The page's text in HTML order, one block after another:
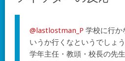
@lastlostman_P 学校に行か
いうか行くなというでしょ
学年主任・教頭・校長の先